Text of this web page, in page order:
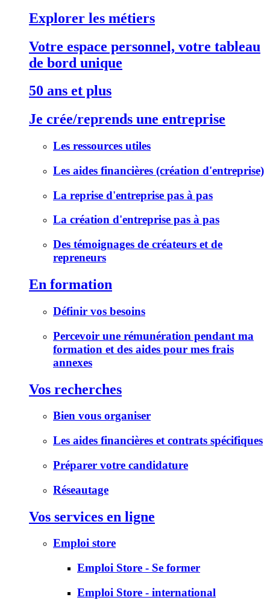
Explorer les métiers
Votre espace personnel, votre tableau
de bord unique
50 ans et plus
Je crée/reprends une entreprise
Les ressources utiles
Les aides financières (création d'entreprise)
La reprise d'entreprise pas à pas
La création d'entreprise pas à pas
Des témoignages de créateurs et de
repreneurs
En formation
Définir vos besoins
Percevoir une rémunération pendant ma
formation et des aides pour mes frais
annexes
Vos recherches
Bien vous organiser
Les aides financières et contrats spécifiques
Préparer votre candidature
Réseautage
Vos services en ligne
Emploi store
Emploi Store - Se former
Emploi Store - international